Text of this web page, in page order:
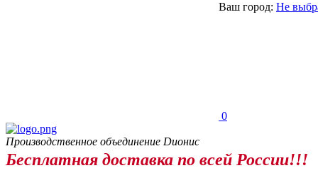
Ваш город: Не
0
Производственное объединение Dионис
Бесплатная доставка по всей России!!!